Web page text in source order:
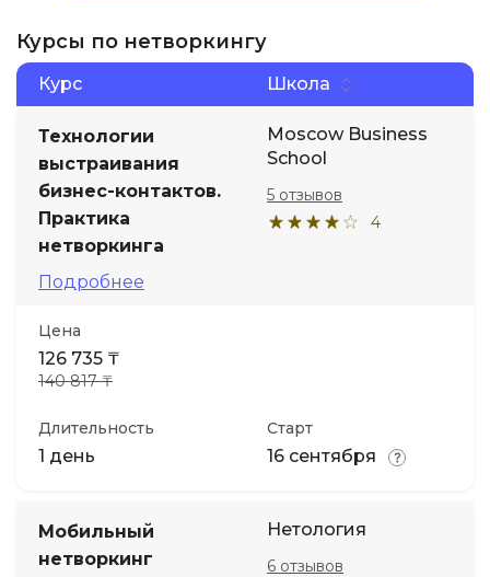
Курсы по нетворкингу
Курс Школа
Технологии
выстраивания
бизнес-контактов.
Практика
нетворкинга
Подробнее
Moscow Business
School
4
5 отзывов
Цена
126 735 ₸
140 817 ₸
Длительность
1 день
Старт
16 сентября
Мобильный
нетворкинг
Нетология
6 отзывов